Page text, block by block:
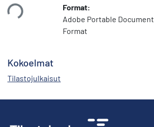
Format:
Adobe Portable Document
Format
Kokoelmat
Tilastojulkaisut